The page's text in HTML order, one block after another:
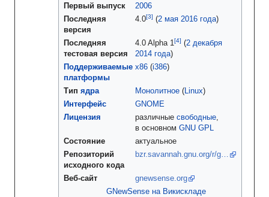
Первый выпуск
2006
Последняя
версия
4.0 (2 мая 2016 года)
Последняя
тестовая версия
4.0 Alpha 1 (2 декабря
2014 года)
Поддерживаемые
платформы
x86 (i386)
Тип ядра Монолитное (Linux)
Интерфейс
GNOME
Лицензия
различные свободные,
в основном GNU GPL
Состояние
актуальное
Репозиторий
исходного кода
bzr.savannah.gnu.org/r/g…
Веб-сайт
gnewsense.org
GNewSense на Викискладе